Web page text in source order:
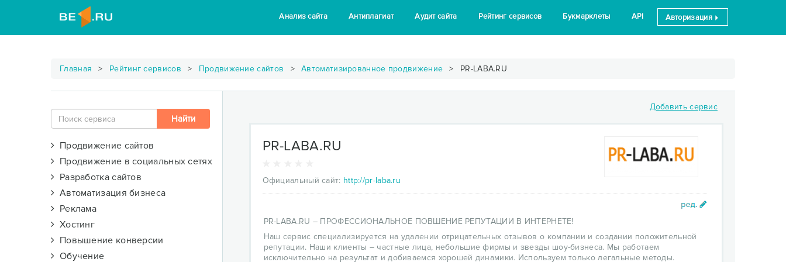
Анализ сайта Антиплагиат Аудит сайта Рейтинг сервисов Букмарклеты API Авторизация
Главная Рейтинг сервисов Продвижение сайтов Автоматизированное продвижение PR-LABA.RU
Продвижение сайтов
Продвижение в социальных сетях
Разработка сайтов
Автоматизация бизнеса
Реклама
Хостинг
Повышение конверсии
Обучение
Добавить сервис
PR-LABA.RU
Официальный сайт: http://pr-laba.ru
PR-LABA.RU – ПРОФЕССИОНАЛЬНОЕ ПОВШЕНИЕ РЕПУТАЦИИ В ИНТЕРНЕТЕ!
Наш сервис специализируется на удалении отрицательных отзывов о компании и создании положительной
репутации. Наши клиенты – частные лица, небольшие фирмы и звезды шоу-бизнеса. Мы работаем
исключительно на результат и добиваемся хорошей динамики. Используем только легальные методы.